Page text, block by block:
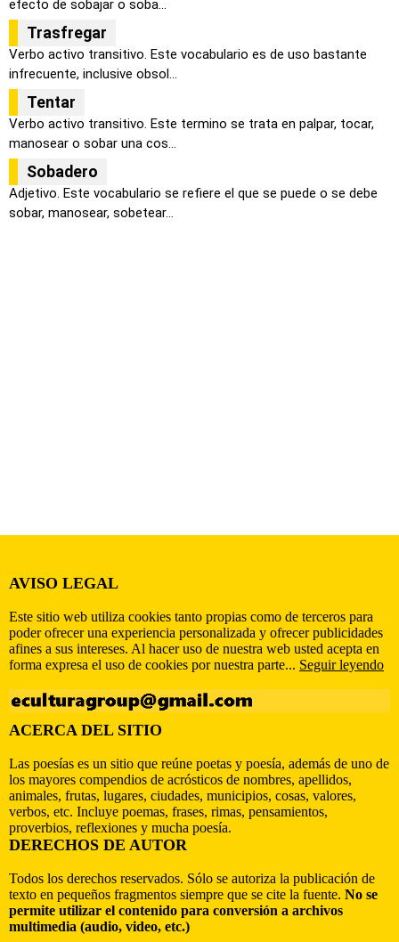
efecto de sobajar o soba...
Trasfregar
Verbo activo transitivo. Este vocabulario es de uso bastante
infrecuente, inclusive obsol...
Tentar
Verbo activo transitivo. Este termino se trata en palpar, tocar,
manosear o sobar una cos...
Sobadero
Adjetivo. Este vocabulario se refiere el que se puede o se debe
sobar, manosear, sobetear...
AVISO LEGAL
Este sitio web utiliza cookies tanto propias como de terceros para
poder ofrecer una experiencia personalizada y ofrecer publicidades
afines a sus intereses. Al hacer uso de nuestra web usted acepta en
forma expresa el uso de cookies por nuestra parte... Seguir leyendo
ACERCA DEL SITIO
Las poesías es un sitio que reúne poetas y poesía, además de uno de
los mayores compendios de acrósticos de nombres, apellidos,
animales, frutas, lugares, ciudades, municipios, cosas, valores,
verbos, etc. Incluye poemas, frases, rimas, pensamientos,
proverbios, reflexiones y mucha poesía.
DERECHOS DE AUTOR
Todos los derechos reservados. Sólo se autoriza la publicación de
texto en pequeños fragmentos siempre que se cite la fuente. No se
permite utilizar el contenido para conversión a archivos
multimedia (audio, video, etc.)